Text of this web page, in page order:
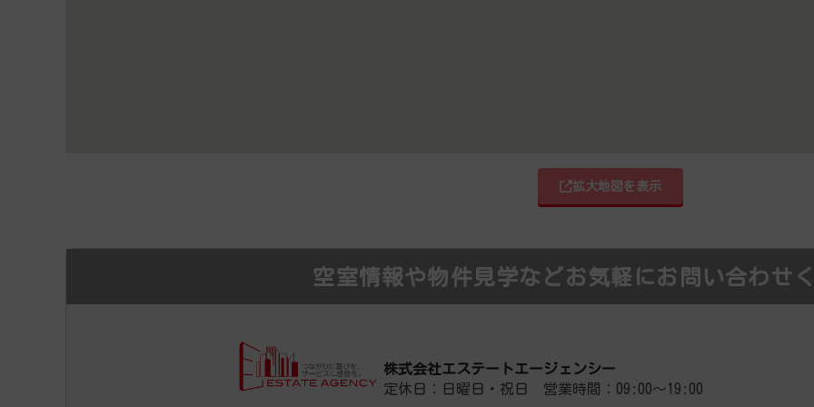
拡大地図を表示
空室情報や物件見学などお気軽にお問い合わせく
株式会社エステートエージェンシー
定休日：日曜日・祝日 営業時間：09:00～19:00